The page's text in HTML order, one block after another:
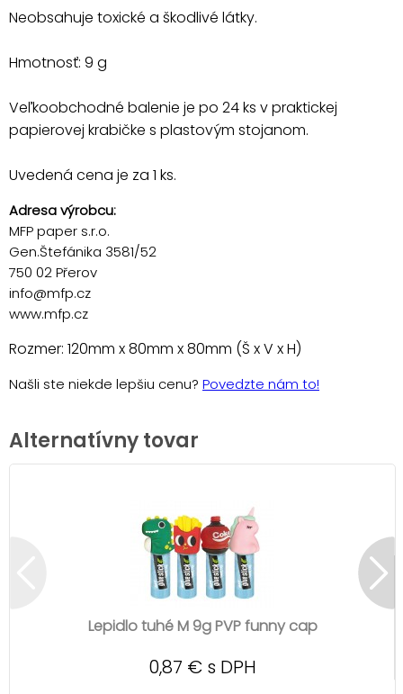
Neobsahuje toxické a škodlivé látky.
Hmotnosť: 9 g
Veľkoobchodné balenie je po 24 ks v praktickej
papierovej krabičke s plastovým stojanom.
Uvedená cena je za 1 ks.
Adresa výrobcu:
MFP paper s.r.o.
Gen.Štefánika 3581/52
750 02 Přerov
info@mfp.cz
www.mfp.cz
Rozmer: 120mm x 80mm x 80mm (Š x V x H)
Našli ste niekde lepšiu cenu? Povedzte nám to!
Alternatívny tovar
Lepidlo tuhé M 9g PVP funny cap
0,87 € s DPH